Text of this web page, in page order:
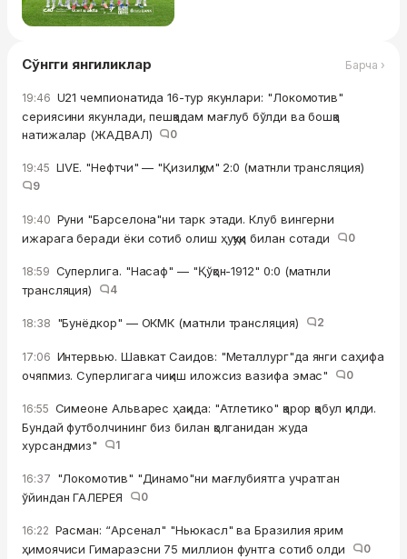
Сўнгги янгиликлар Барча ›
19:46 U21 чемпионатида 16-тур якунлари: "Локомотив"
сериясини якунлади, пешқадам мағлуб бўлди ва бошқа
натижалар (ЖАДВАЛ)
0
19:45 LIVE. "Нефтчи" — "Қизилқум" 2:0 (матнли трансляция)
9
19:40 Руни "Барселона"ни тарк этади. Клуб вингерни
ижарага беради ёки сотиб олиш ҳуқуқи билан сотади
0
18:59 Суперлига. "Насаф" — "Қўқон-1912" 0:0 (матнли
трансляция)
4
18:38 "Бунёдкор" — ОКМК (матнли трансляция) 2
17:06 Интервью. Шавкат Саидов: "Металлург"да янги саҳифа
очяпмиз. Суперлигага чиқиш иложсиз вазифа эмас"
0
16:55 Симеоне Альварес ҳақида: "Атлетико" қарор қабул қилди.
Бундай футболчининг биз билан қолганидан жуда
хурсандмиз"
1
16:37 "Локомотив" "Динамо"ни мағлубиятга учратган
ўйиндан ГАЛЕРЕЯ
0
16:22 Расман: “Арсенал" "Ньюкасл" ва Бразилия ярим
ҳимоячиси Гимараэсни 75 миллион фунтга сотиб олди
0